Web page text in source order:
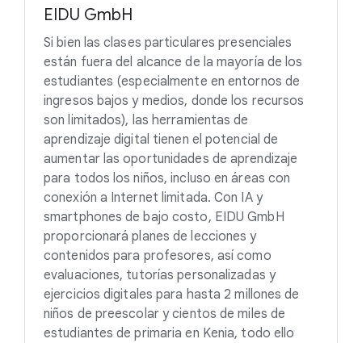
EIDU GmbH
Si bien las clases particulares presenciales
están fuera del alcance de la mayoría de los
estudiantes (especialmente en entornos de
ingresos bajos y medios, donde los recursos
son limitados), las herramientas de
aprendizaje digital tienen el potencial de
aumentar las oportunidades de aprendizaje
para todos los niños, incluso en áreas con
conexión a Internet limitada. Con IA y
smartphones de bajo costo, EIDU GmbH
proporcionará planes de lecciones y
contenidos para profesores, así como
evaluaciones, tutorías personalizadas y
ejercicios digitales para hasta 2 millones de
niños de preescolar y cientos de miles de
estudiantes de primaria en Kenia, todo ello